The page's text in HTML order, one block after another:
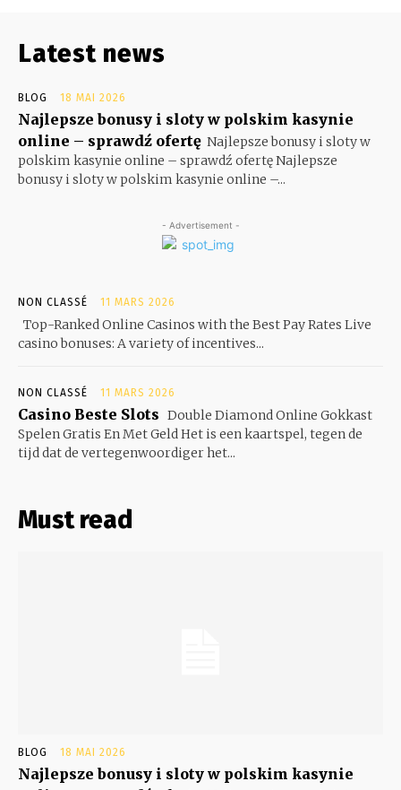
Latest news
BLOG 18 MAI 2026
Najlepsze bonusy i sloty w polskim kasynie
online – sprawdź ofertę Najlepsze bonusy i sloty w
polskim kasynie online – sprawdź ofertę Najlepsze
bonusy i sloty w polskim kasynie online –...
- Advertisement -
NON CLASSÉ 11 MARS 2026
Top-Ranked Online Casinos with the Best Pay Rates Live
casino bonuses: A variety of incentives...
NON CLASSÉ 11 MARS 2026
Casino Beste Slots Double Diamond Online Gokkast
Spelen Gratis En Met Geld Het is een kaartspel, tegen de
tijd dat de vertegenwoordiger het...
Must read
BLOG 18 MAI 2026
Najlepsze bonusy i sloty w polskim kasynie